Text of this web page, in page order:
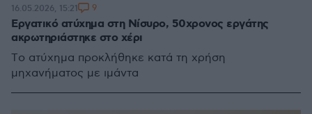
Εργατικό ατύχημα στη Νίσυρο, 50χρονος εργάτης
ακρωτηριάστηκε στο χέρι
Tο ατύχημα προκλήθηκε κατά τη χρήση
μηχανήματος με ιμάντα
16.05.2026, 15:21 9